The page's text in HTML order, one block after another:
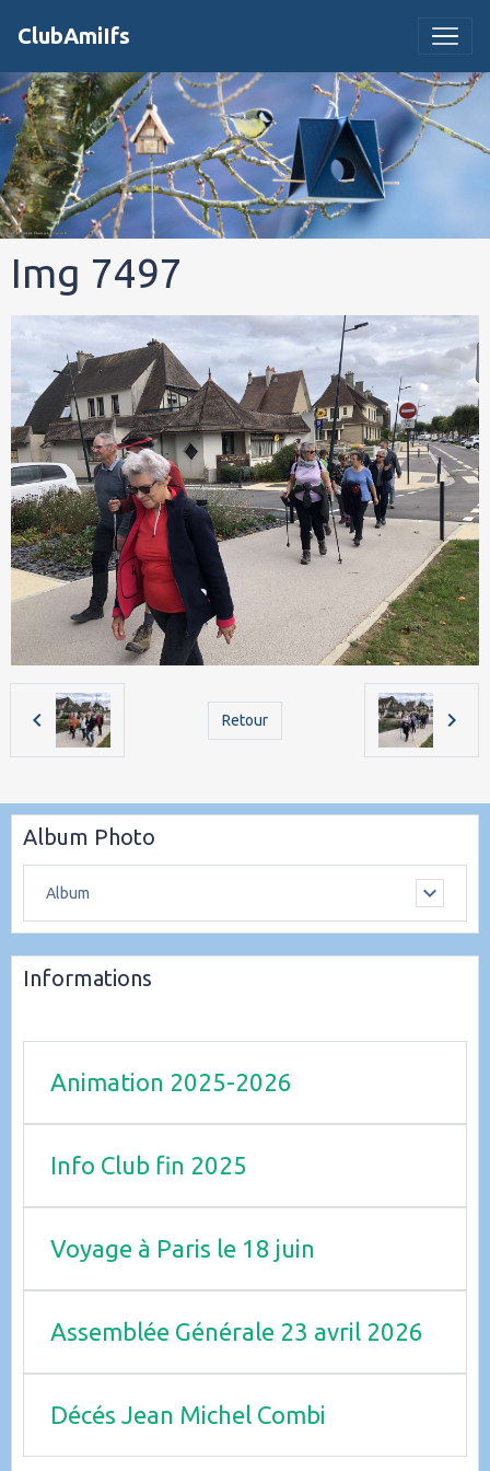
ClubAmiIfs
Img 7497
Retour
Album Photo
Album
Informations
Animation 2025-2026
Info Club fin 2025
Voyage à Paris le 18 juin
Assemblée Générale 23 avril 2026
Décés Jean Michel Combi